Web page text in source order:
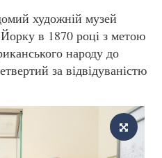
художній музей
в 1870 році з метою
народу до
за відвідуваністю